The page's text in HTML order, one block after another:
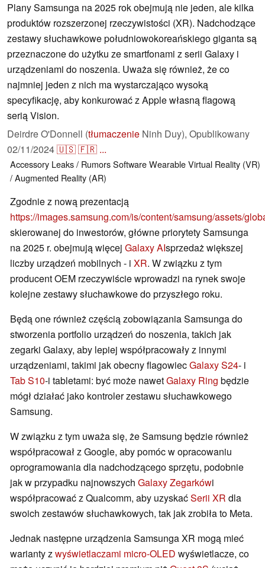
Plany Samsunga na 2025 rok obejmują nie jeden, ale kilka
produktów rozszerzonej rzeczywistości (XR). Nadchodzące
zestawy słuchawkowe południowokoreańskiego giganta są
przeznaczone do użytku ze smartfonami z serii Galaxy i
urządzeniami do noszenia. Uważa się również, że co
najmniej jeden z nich ma wystarczająco wysoką
specyfikację, aby konkurować z Apple własną flagową
serią Vision.
Deirdre O'Donnell (tłumaczenie Ninh Duy), Opublikowany
02/11/2024🇺🇸🇫🇷 ...
Accessory Leaks / RumorsSoftwareWearableVirtual Reality (VR)
/ Augmented Reality (AR)
Zgodnie z nową prezentacją
https://images.samsung.com/is/content/samsung/assets/
skierowanej do inwestorów, główne priorytety Samsunga
na 2025 r. obejmują więcej Galaxy AIsprzedaż większej
liczby urządzeń mobilnych - i XR. W związku z tym
producent OEM rzeczywiście wprowadzi na rynek swoje
kolejne zestawy słuchawkowe do przyszłego roku.
Będą one również częścią zobowiązania Samsunga do
stworzenia portfolio urządzeń do noszenia, takich jak
zegarki Galaxy, aby lepiej współpracowały z innymi
urządzeniami, takimi jak obecny flagowiecGalaxy S24- i
Tab S10-i tabletami: być może nawetGalaxy Ring będzie
mógł działać jako kontroler zestawu słuchawkowego
Samsung.
W związku z tym uważa się, że Samsung będzie również
współpracował z Google, aby pomóc w opracowaniu
oprogramowania dla nadchodzącego sprzętu, podobnie
jak w przypadku najnowszych Galaxy Zegarkówi
współpracować z Qualcomm, aby uzyskaćSerii XR dla
swoich zestawów słuchawkowych, tak jak zrobiła to Meta.
Jednak następne urządzenia Samsunga XR mogą mieć
warianty zwyświetlaczami micro-OLED wyświetlacze, co